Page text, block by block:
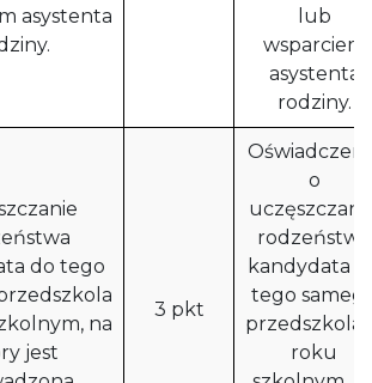
asystenta
lub
wsparciem
asystenta
rodziny.
do tego
na
jest
3 pkt
o
rodzeństwa
kandydata
tego
przedszkola
roku